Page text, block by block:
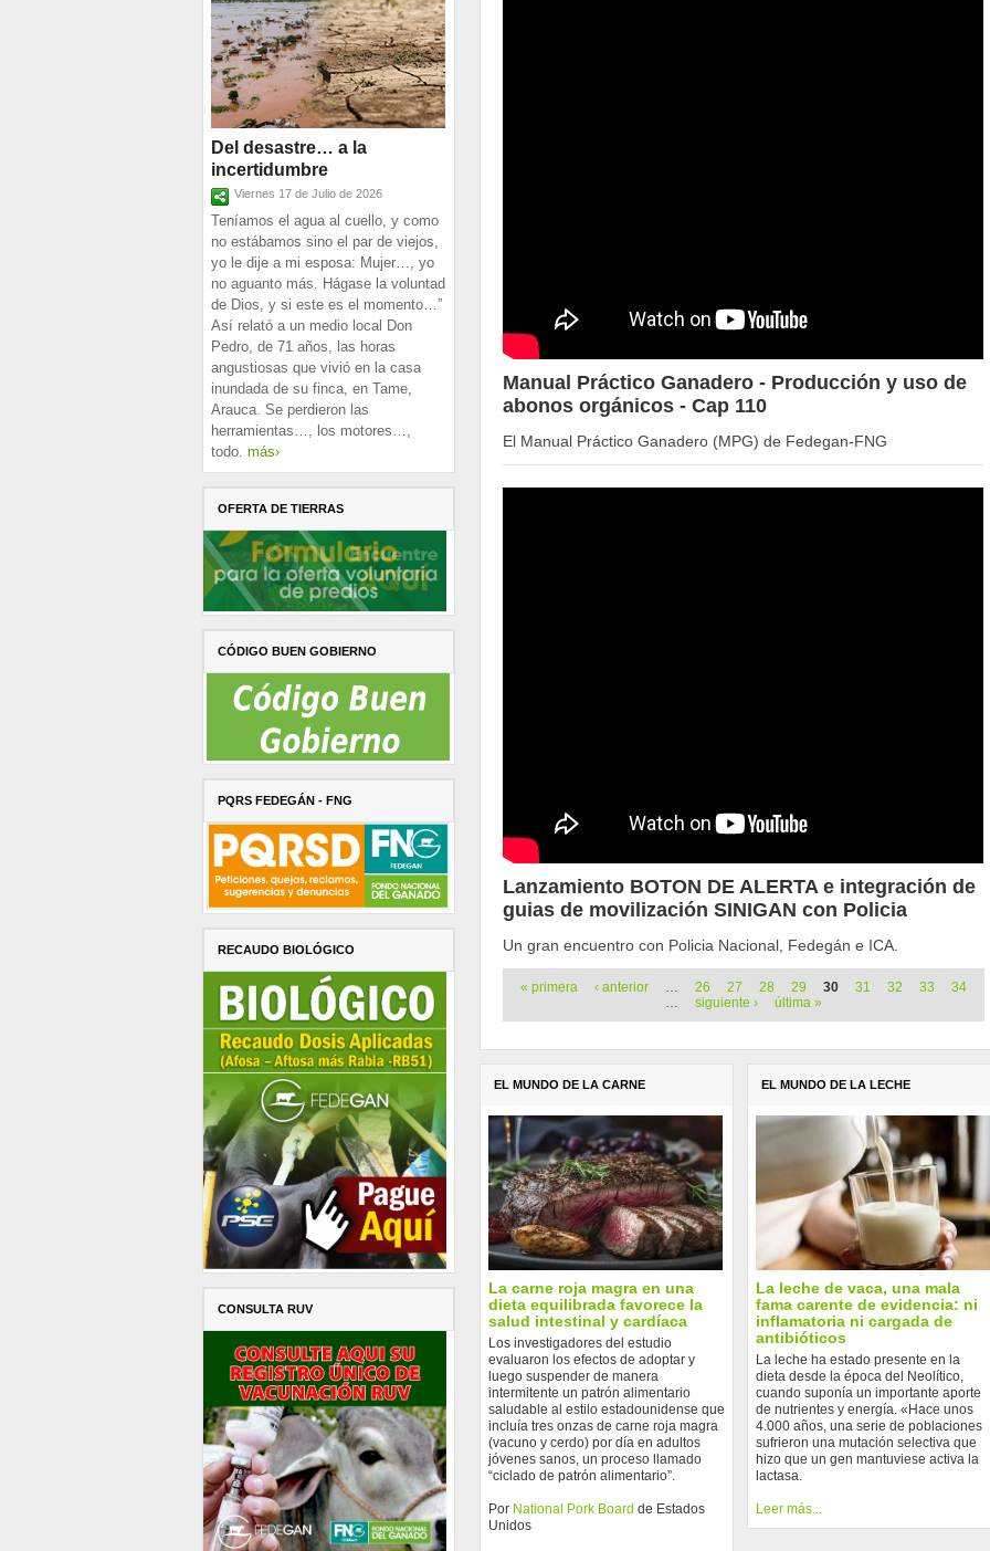
Del desastre… a la
incertidumbre
Viernes 17 de Julio de 2026
Teníamos el agua al cuello, y como
no estábamos sino el par de viejos,
yo le dije a mi esposa: Mujer…, yo
no aguanto más. Hágase la voluntad
de Dios, y si este es el momento…”
Así relató a un medio local Don
Pedro, de 71 años, las horas
angustiosas que vivió en la casa
inundada de su finca, en Tame,
Arauca. Se perdieron las
herramientas…, los motores…,
todo. más›
OFERTA DE TIERRAS
CÓDIGO BUEN GOBIERNO
PQRS FEDEGÁN - FNG
RECAUDO BIOLÓGICO
CONSULTA RUV
Manual Práctico Ganadero - Producción y uso de
abonos orgánicos - Cap 110
El Manual Práctico Ganadero (MPG) de Fedegan-FNG
Lanzamiento BOTON DE ALERTA e integración de
guias de movilización SINIGAN con Policia
Un gran encuentro con Policia Nacional, Fedegán e ICA.
Páginas
« primera ‹ anterior … 26 27 28 29 30 31 32 33
34
…
siguiente › última »
EL MUNDO DE LA CARNE
La carne roja magra en una
dieta equilibrada favorece la
salud intestinal y cardíaca
Los investigadores del estudio
evaluaron los efectos de adoptar y
luego suspender de manera
intermitente un patrón alimentario
saludable al estilo estadounidense que
incluía tres onzas de carne roja magra
(vacuno y cerdo) por día en adultos
jóvenes sanos, un proceso llamado
“ciclado de patrón alimentario”.
Por National Pork Board de Estados
Unidos
EL MUNDO DE LA LECHE
La leche de vaca, una mala
fama carente de evidencia: ni
inflamatoria ni cargada de
antibióticos
La leche ha estado presente en la
dieta desde la época del Neolítico,
cuando suponía un importante aporte
de nutrientes y energía. «Hace unos
4.000 años, una serie de poblaciones
sufrieron una mutación selectiva que
hizo que un gen mantuviese activa la
lactasa.
Leer más...